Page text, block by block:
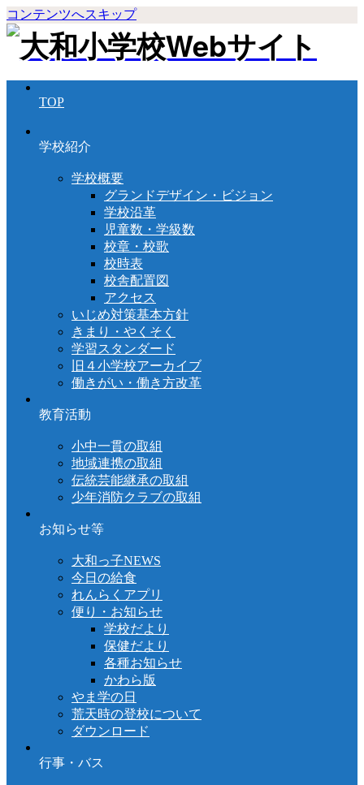
コンテンツへスキップ
TOP
学校紹介
学校概要
グランドデザイン・ビジョン
学校沿革
児童数・学級数
校章・校歌
校時表
校舎配置図
アクセス
いじめ対策基本方針
きまり・やくそく
学習スタンダード
旧４小学校アーカイブ
働きがい・働き方改革
教育活動
小中一貫の取組
地域連携の取組
伝統芸能継承の取組
少年消防クラブの取組
お知らせ等
大和っ子NEWS
今日の給食
れんらくアプリ
便り・お知らせ
学校だより
保健だより
各種お知らせ
かわら版
やま学の日
荒天時の登校について
ダウンロード
行事・バス